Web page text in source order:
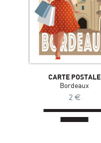
CARTE POSTALE
Bordeaux
2 €